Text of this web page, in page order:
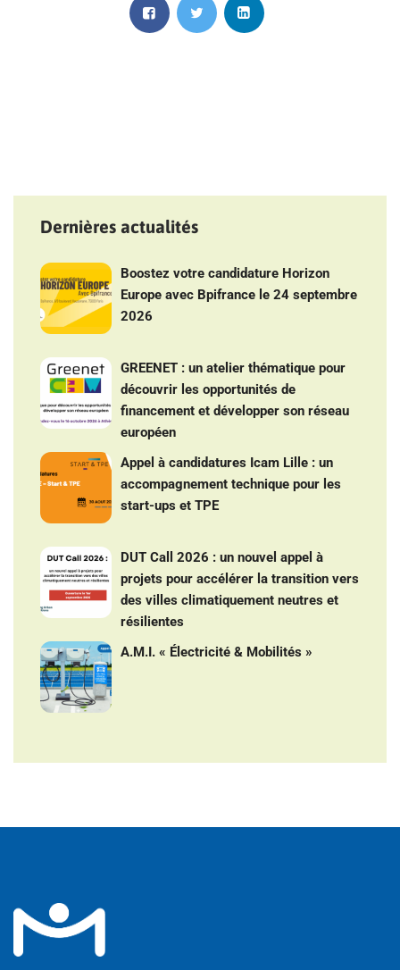
Dernières actualités
Boostez votre candidature Horizon
Europe avec Bpifrance le 24 septembre
2026
GREENET : un atelier thématique pour
découvrir les opportunités de
financement et développer son réseau
européen
Appel à candidatures Icam Lille : un
accompagnement technique pour les
start-ups et TPE
DUT Call 2026 : un nouvel appel à
projets pour accélérer la transition vers
des villes climatiquement neutres et
résilientes
A.M.I. « Électricité & Mobilités »